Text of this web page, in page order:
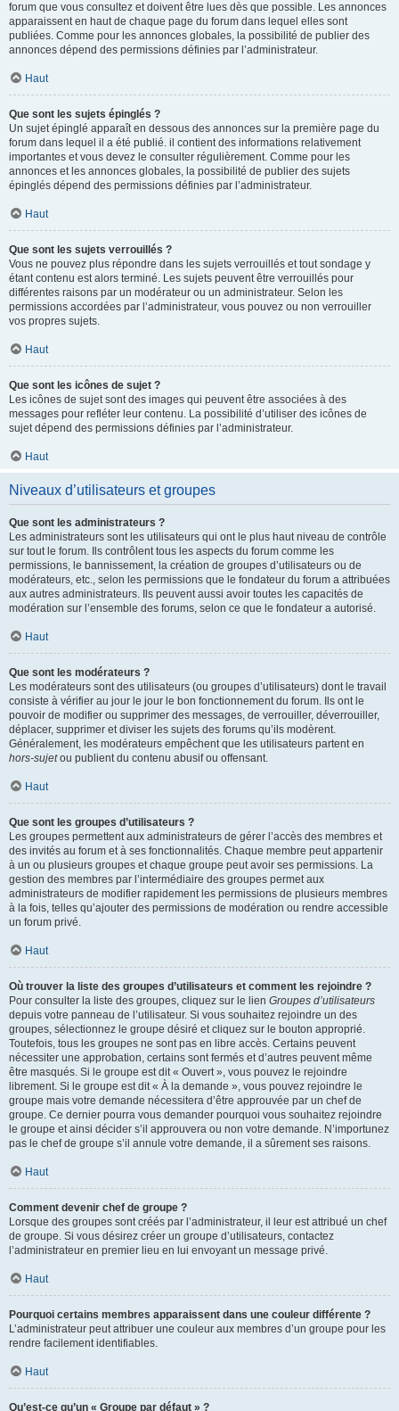
forum que vous consultez et doivent être lues dès que possible. Les annonces
apparaissent en haut de chaque page du forum dans lequel elles sont
publiées. Comme pour les annonces globales, la possibilité de publier des
annonces dépend des permissions définies par l’administrateur.
Haut
Que sont les sujets épinglés ?
Un sujet épinglé apparaît en dessous des annonces sur la première page du
forum dans lequel il a été publié. il contient des informations relativement
importantes et vous devez le consulter régulièrement. Comme pour les
annonces et les annonces globales, la possibilité de publier des sujets
épinglés dépend des permissions définies par l’administrateur.
Haut
Que sont les sujets verrouillés ?
Vous ne pouvez plus répondre dans les sujets verrouillés et tout sondage y
étant contenu est alors terminé. Les sujets peuvent être verrouillés pour
différentes raisons par un modérateur ou un administrateur. Selon les
permissions accordées par l’administrateur, vous pouvez ou non verrouiller
vos propres sujets.
Haut
Que sont les icônes de sujet ?
Les icônes de sujet sont des images qui peuvent être associées à des
messages pour refléter leur contenu. La possibilité d’utiliser des icônes de
sujet dépend des permissions définies par l’administrateur.
Haut
Niveaux d’utilisateurs et groupes
Que sont les administrateurs ?
Les administrateurs sont les utilisateurs qui ont le plus haut niveau de contrôle
sur tout le forum. Ils contrôlent tous les aspects du forum comme les
permissions, le bannissement, la création de groupes d’utilisateurs ou de
modérateurs, etc., selon les permissions que le fondateur du forum a attribuées
aux autres administrateurs. Ils peuvent aussi avoir toutes les capacités de
modération sur l’ensemble des forums, selon ce que le fondateur a autorisé.
Haut
Que sont les modérateurs ?
Les modérateurs sont des utilisateurs (ou groupes d’utilisateurs) dont le travail
consiste à vérifier au jour le jour le bon fonctionnement du forum. Ils ont le
pouvoir de modifier ou supprimer des messages, de verrouiller, déverrouiller,
déplacer, supprimer et diviser les sujets des forums qu’ils modèrent.
Généralement, les modérateurs empêchent que les utilisateurs partent en
hors-sujetou publient du contenu abusif ou offensant.
Haut
Que sont les groupes d’utilisateurs ?
Les groupes permettent aux administrateurs de gérer l’accès des membres et
des invités au forum et à ses fonctionnalités. Chaque membre peut appartenir
à un ou plusieurs groupes et chaque groupe peut avoir ses permissions. La
gestion des membres par l’intermédiaire des groupes permet aux
administrateurs de modifier rapidement les permissions de plusieurs membres
à la fois, telles qu’ajouter des permissions de modération ou rendre accessible
un forum privé.
Haut
Où trouver la liste des groupes d’utilisateurs et comment les rejoindre ?
Pour consulter la liste des groupes, cliquez sur le lien Groupes d’utilisateurs
depuis votre panneau de l’utilisateur. Si vous souhaitez rejoindre un des
groupes, sélectionnez le groupe désiré et cliquez sur le bouton approprié.
Toutefois, tous les groupes ne sont pas en libre accès. Certains peuvent
nécessiter une approbation, certains sont fermés et d’autres peuvent même
être masqués. Si le groupe est dit « Ouvert », vous pouvez le rejoindre
librement. Si le groupe est dit « À la demande », vous pouvez rejoindre le
groupe mais votre demande nécessitera d’être approuvée par un chef de
groupe. Ce dernier pourra vous demander pourquoi vous souhaitez rejoindre
le groupe et ainsi décider s’il approuvera ou non votre demande. N’importunez
pas le chef de groupe s’il annule votre demande, il a sûrement ses raisons.
Haut
Comment devenir chef de groupe ?
Lorsque des groupes sont créés par l’administrateur, il leur est attribué un chef
de groupe. Si vous désirez créer un groupe d’utilisateurs, contactez
l’administrateur en premier lieu en lui envoyant un message privé.
Haut
Pourquoi certains membres apparaissent dans une couleur différente ?
L’administrateur peut attribuer une couleur aux membres d’un groupe pour les
rendre facilement identifiables.
Haut
Qu’est-ce qu’un « Groupe par défaut » ?